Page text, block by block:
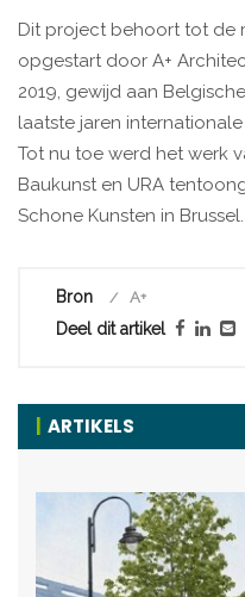
Dit project behoort tot de
opgestart door A+
2019, gewijd aan
laatste jaren
Tot nu toe werd het werk
Baukunst en URA
Schone Kunsten in Brussel.
Bron A+
Deel dit artikel
ARTIKELS